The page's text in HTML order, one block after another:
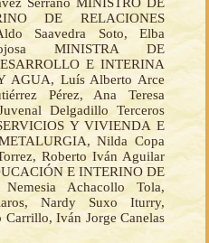
DE RELACIONES
Saavedra Soto, Elba
MINISTRA DE
E INTERINA
AGUA, Luís Alberto Arce
Pérez, Ana Teresa
Delgadillo Terceros
Y VIVIENDA E
Nilda Copa
Roberto Iván Aguilar
E INTERINO DE
Achacollo Tola,
Nardy Suxo Iturry,
Carrillo, Iván Jorge Canelas